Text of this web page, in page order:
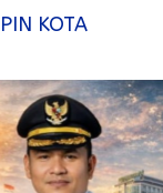
KOTA